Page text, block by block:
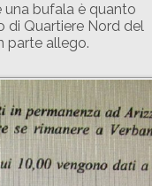
una bufala è quanto
di Quartiere Nord del
parte allego.